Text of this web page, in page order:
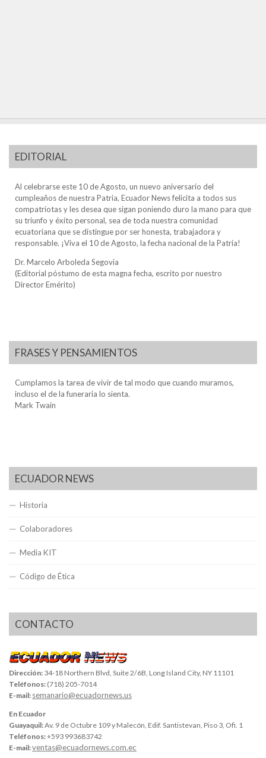
EDITORIAL
Al celebrarse este 10 de Agosto, un nuevo aniversario del
cumpleaños de nuestra Patria, Ecuador News felicita a todos sus
compatriotas y les desea que sigan poniendo duro la mano para que
su triunfo y éxito personal, sea de toda nuestra comunidad
ecuatoriana que se distingue por ser honesta, trabajadora y
responsable. ¡Viva el 10 de Agosto, la fecha nacional de la Patria!
Dr. Marcelo Arboleda Segovia
(Editorial póstumo de esta magna fecha, escrito por nuestro
Director Emérito)
FRASES Y PENSAMIENTOS
Cumplamos la tarea de vivir de tal modo que cuando muramos,
incluso el de la funeraria lo sienta.
Mark Twain
ECUADOR NEWS
Historia
Colaboradores
Media KIT
Código de Ética
CONTACTO
Dirección: 34-18 Northern Blvd, Suite 2/6B, Long Island City, NY 11101
Teléfonos: (718) 205-7014
E-mail: semanario@ecuadornews.us
En Ecuador
Guayaquil:Av. 9 de Octubre 109 y Malecón, Edif. Santistevan, Piso 3, Ofi. 1
Teléfonos:+593 993683742
E-mail:ventas@ecuadornews.com.ec